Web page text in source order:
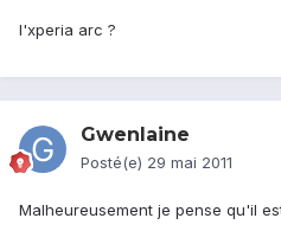
l'xperia arc ?
Gwenlaine
Posté(e) 29 mai 2011
Malheureusement je pense qu'il